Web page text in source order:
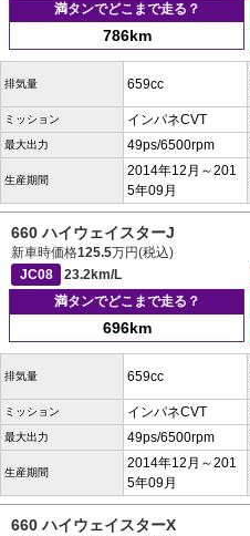
満タンでどこまで走る？
786km
排気量 659cc
ミッション インパネCVT
最大出力 49ps/6500rpm
生産期間
2014年12月～201
5年09月
660 ハイウェイスターJ
新車時価格125.5万円(税込)
JC08
23.2km/L
満タンでどこまで走る？
696km
排気量 659cc
ミッション インパネCVT
最大出力 49ps/6500rpm
生産期間
2014年12月～201
5年09月
660 ハイウェイスターX